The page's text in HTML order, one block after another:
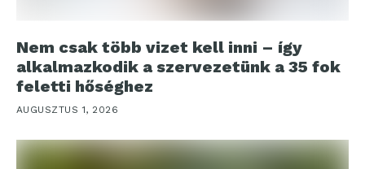
Nem csak több vizet kell inni – így
alkalmazkodik a szervezetünk a 35 fok
feletti hőséghez
AUGUSZTUS 1, 2026